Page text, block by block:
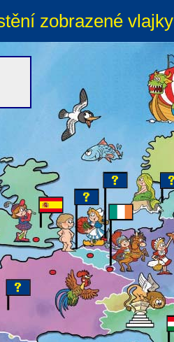
zobrazené vlajky